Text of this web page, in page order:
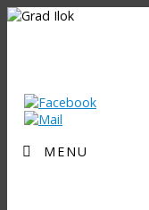
MENU